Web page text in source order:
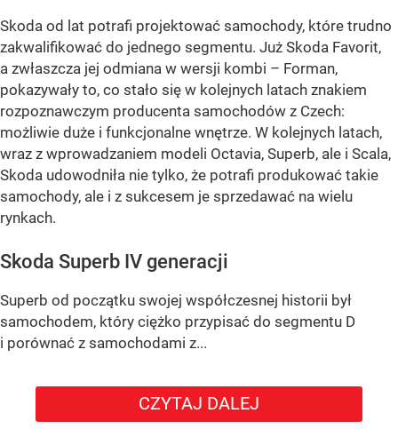
Skoda od lat potrafi projektować samochody, które trudno
zakwalifikować do jednego segmentu. Już Skoda Favorit,
a zwłaszcza jej odmiana w wersji kombi – Forman,
pokazywały to, co stało się w kolejnych latach znakiem
rozpoznawczym producenta samochodów z Czech:
możliwie duże i funkcjonalne wnętrze. W kolejnych latach,
wraz z wprowadzaniem modeli Octavia, Superb, ale i Scala,
Skoda udowodniła nie tylko, że potrafi produkować takie
samochody, ale i z sukcesem je sprzedawać na wielu
rynkach.
Skoda Superb IV generacji
Superb od początku swojej współczesnej historii był
samochodem, który ciężko przypisać do segmentu D
i porównać z samochodami z...
CZYTAJ DALEJ